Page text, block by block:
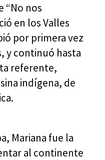
“No nos
en los Valles
por primera vez
y continuó hasta
referente,
indígena, de
Mariana fue la
al continente